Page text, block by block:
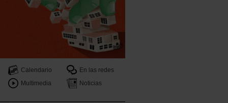
Calendario
En las redes
Multimedia
Noticias